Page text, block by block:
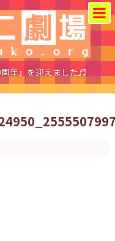
年』を迎えました♬